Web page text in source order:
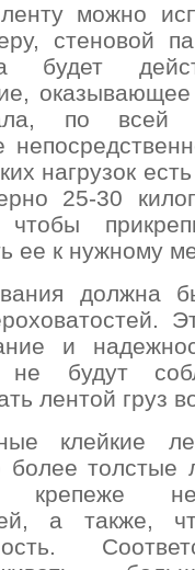
можно
стеновой
будет
по всей
нагрузок
25-30
чтобы
ее к нужному
должна
и
будут
лентой груз
клейкие
более толстые
крепеже
а также,